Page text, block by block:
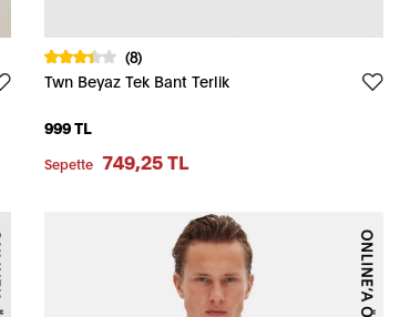
(8)
Twn Beyaz Tek Bant Terlik
999 TL
Sepette 749,25 TL